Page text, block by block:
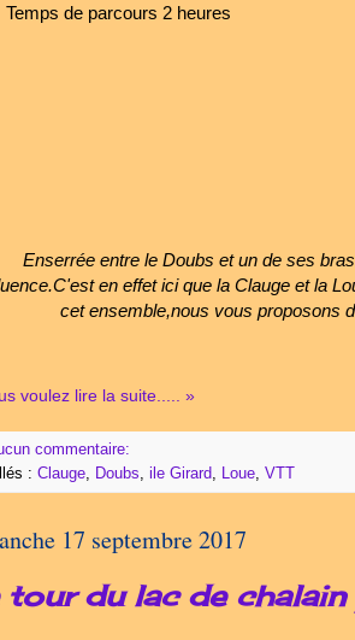
Enserrée entre le Doubs et un de ses
en effet ici que la Clauge et la
cet ensemble,nous vous proposons
Temps de parcours 2 heures
voulez lire la suite..... »
commentaire:
: Clauge, Doubs, ile Girard, Loue, VTT
17 septembre 2017
tour du lac de